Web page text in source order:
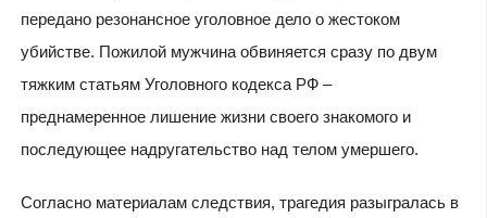
передано резонансное уголовное дело о жестоком
убийстве. Пожилой мужчина обвиняется сразу по двум
тяжким статьям Уголовного кодекса РФ –
преднамеренное лишение жизни своего знакомого и
последующее надругательство над телом умершего.
Согласно материалам следствия, трагедия разыгралась в